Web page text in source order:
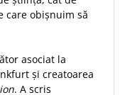
care obișnuim să
asociat la
și creatoarea
. A scris